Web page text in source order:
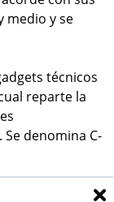
medio y se
técnicos
reparte la
denomina C-